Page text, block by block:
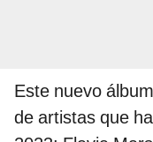
Este nuevo
de artistas que